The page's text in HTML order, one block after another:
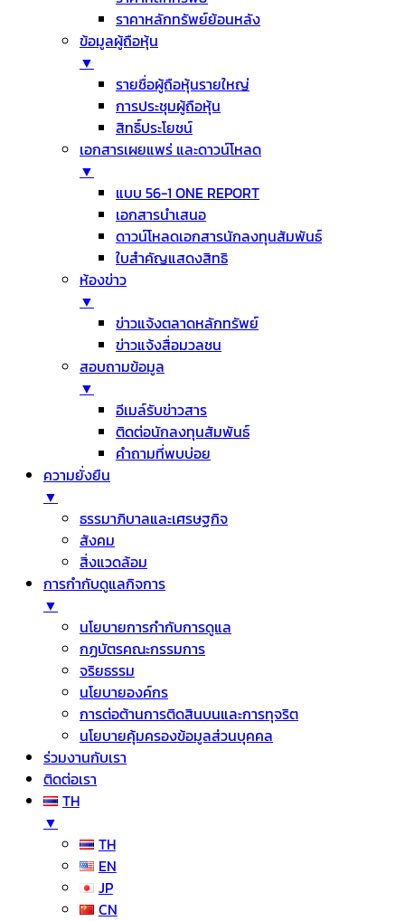
ราคาหลักทรัพย์ย้อนหลัง
ข้อมูลผู้ถือหุ้น
▼
รายชื่อผู้ถือหุ้นรายใหญ่
การประชุมผู้ถือหุ้น
สิทธิ์ประโยชน์
เอกสารเผยแพร่ และดาวน์โหลด
▼
แบบ 56-1 ONE REPORT
เอกสารนำเสนอ
ดาวน์โหลดเอกสารนักลงทุนสัมพันธ์
ใบสำคัญแสดงสิทธิ
ห้องข่าว
▼
ข่าวแจ้งตลาดหลักทรัพย์
ข่าวแจ้งสื่อมวลชน
สอบถามข้อมูล
▼
อีเมล์รับข่าวสาร
ติดต่อนักลงทุนสัมพันธ์
คำถามที่พบบ่อย
ความยั่งยืน
▼
ธรรมาภิบาลและเศรษฐกิจ
สังคม
สิ่งแวดล้อม
การกำกับดูแลกิจการ
▼
นโยบายการกำกับการดูแล
กฏบัตรคณะกรรมการ
จริยธรรม
นโยบายองค์กร
การต่อต้านการติดสินบนและการทุจริต
นโยบายคุ้มครองข้อมูลส่วนบุคคล
ร่วมงานกับเรา
ติดต่อเรา
TH
▼
TH
EN
JP
CN